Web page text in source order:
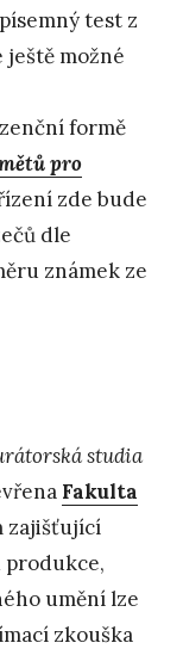
test z
ještě možné
formě
pro
zde bude
dle
známek ze
studia
Fakulta
zajišťující
umění lze
zkouška